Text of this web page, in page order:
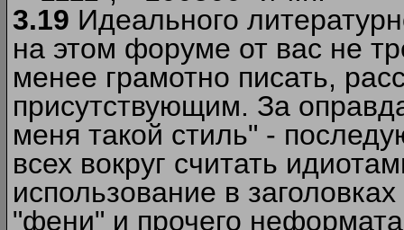
3.19 Идеального
на этом форуме от вас не
менее грамотно писать,
присутствующим. За
меня такой стиль" -
всех вокруг считать
использование в
"фени" и прочего